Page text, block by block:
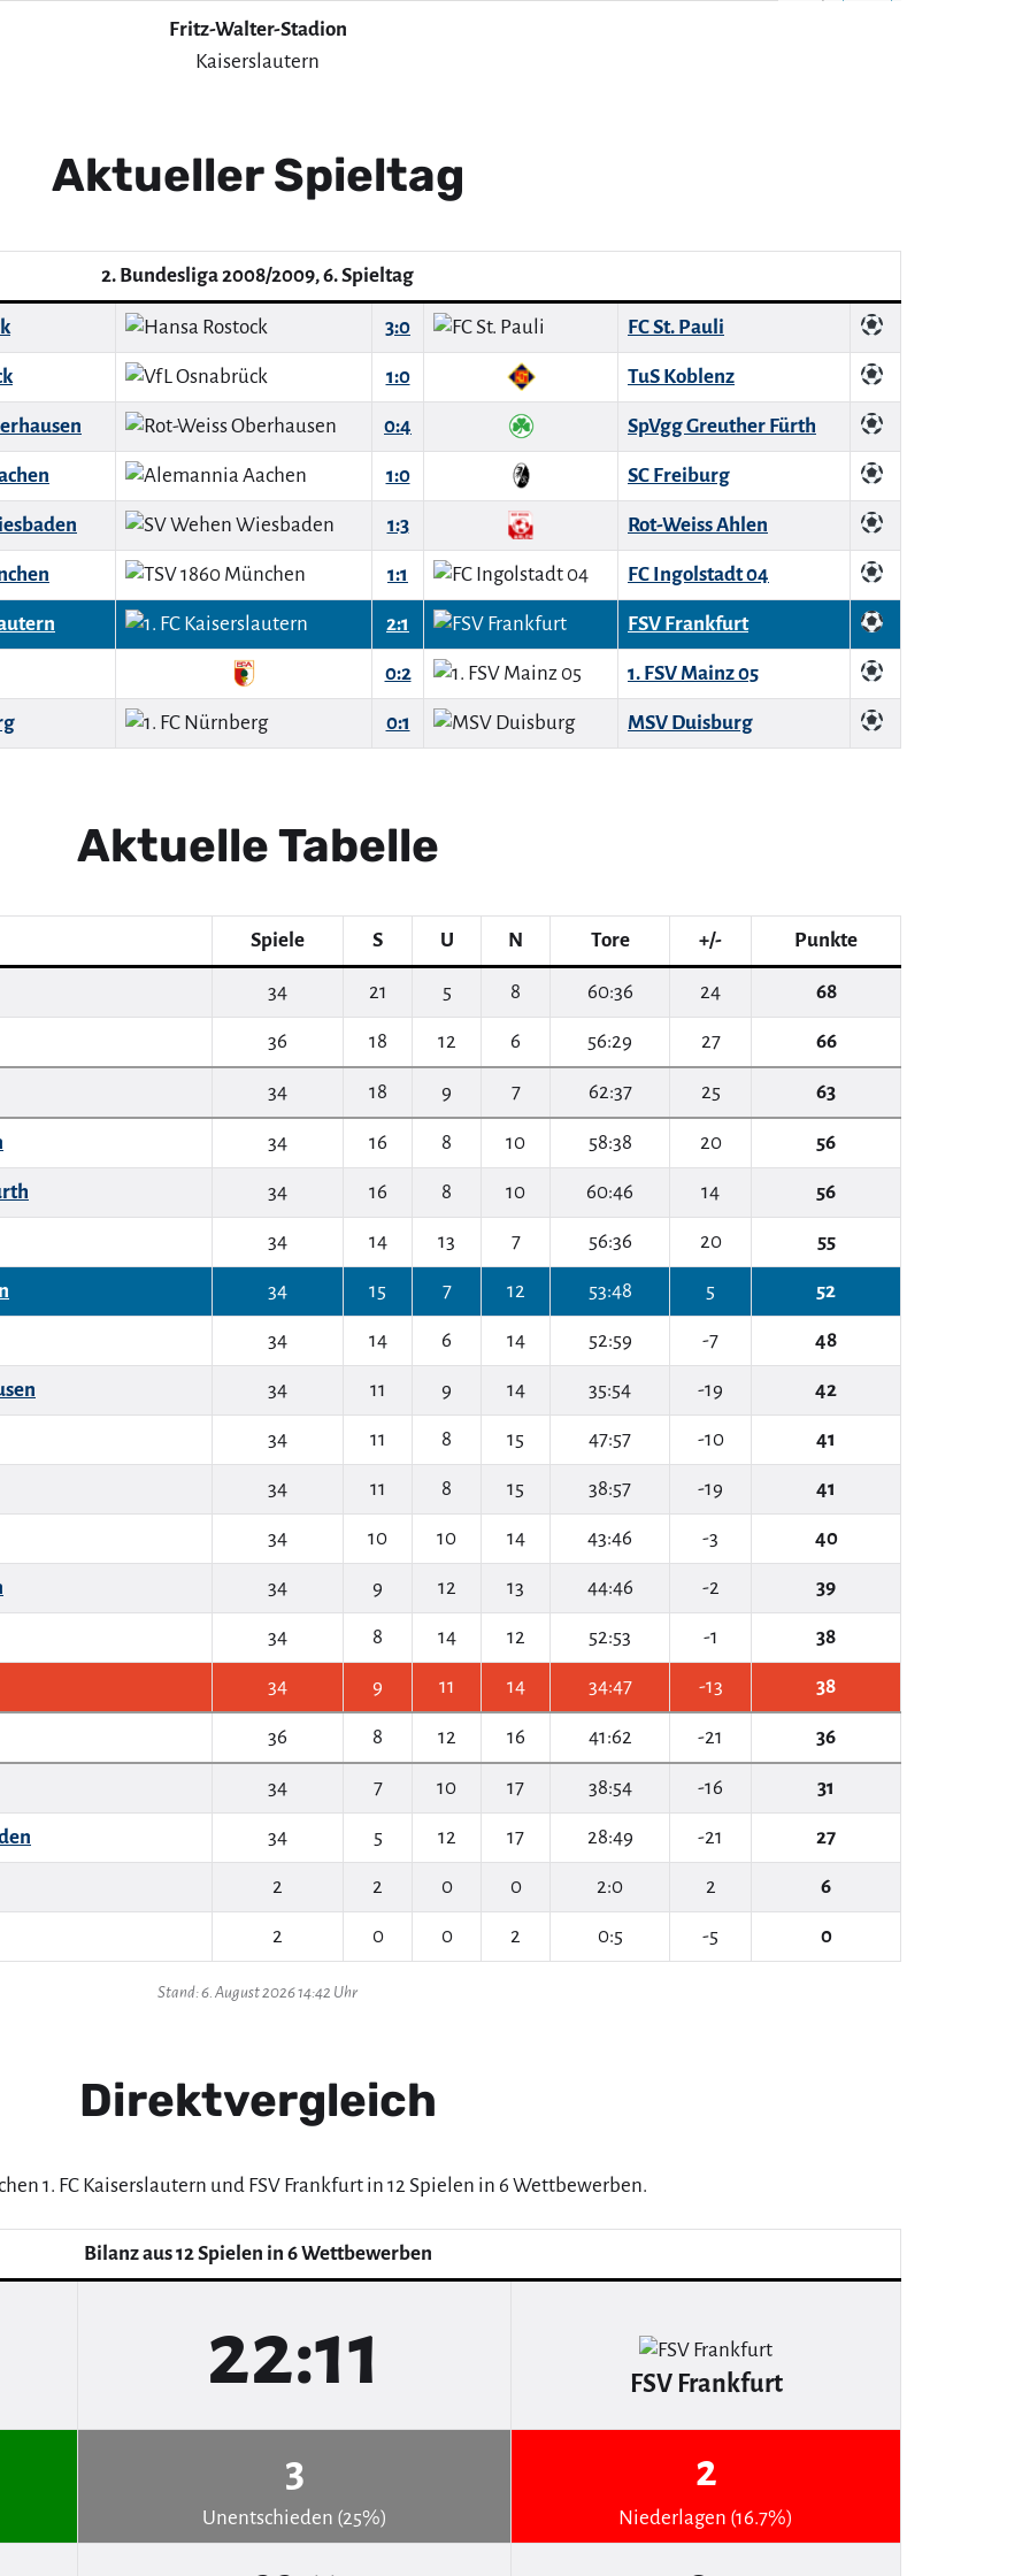
Fritz-Walter-Stadion
Kaiserslautern
Aktueller Spieltag
2. Bundesliga 2008/2009, 6. Spieltag
3:0 FC St. Pauli
1:0 TuS Koblenz
0:4 SpVgg Greuther Fürth
1:0 SC Freiburg
1:3 Rot-Weiss Ahlen
1:1 FC Ingolstadt 04
2:1 FSV Frankfurt
0:2 1. FSV Mainz 05
0:1 MSV Duisburg
Aktuelle Tabelle
Spiele S U N Tore +/- Punkte
34 21 5 8 60:36 24 68
36 18 12 6 56:29 27 66
34 18 9 7 62:37 25 63
34 16 8 10 58:38 20 56
34 16 8 10 60:46 14 56
34 14 13 7 56:36 20 55
34 15 7 12 53:48 5 52
34 14 6 14 52:59 -7 48
34 11 9 14 35:54 -19 42
34 11 8 15 47:57 -10 41
34 11 8 15 38:57 -19 41
34 10 10 14 43:46 -3 40
34 9 12 13 44:46 -2 39
34 8 14 12 52:53 -1 38
34 9 11 14 34:47 -13 38
36 8 12 16 41:62 -21 36
34 7 10 17 38:54 -16 31
34 5 12 17 28:49 -21 27
2 2 0 0 2:0 2 6
2 0 0 2 0:5 -5 0
Stand: 6. August 2026 14:42 Uhr
Direktvergleich
1. FC Kaiserslautern und FSV Frankfurt in 12 Spielen in 6 Wettbewerben.
Bilanz aus 12 Spielen in 6 Wettbewerben
22:11 FSV Frankfurt
3
Unentschieden (25%)
2
Niederlagen (16.7%)